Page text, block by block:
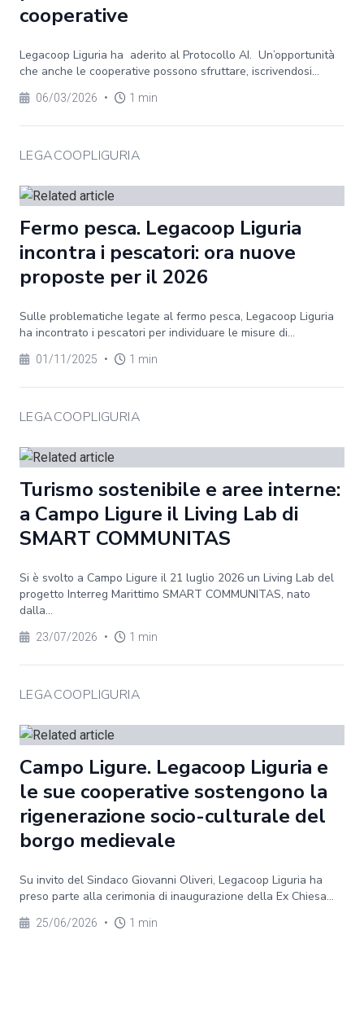
cooperative
Legacoop Liguria ha aderito al Protocollo AI. Un’opportunità
che anche le cooperative possono sfruttare, iscrivendosi...
06/03/2026 • 1 min
LEGACOOPLIGURIA
Fermo pesca. Legacoop Liguria
incontra i pescatori: ora nuove
proposte per il 2026
Sulle problematiche legate al fermo pesca, Legacoop Liguria
ha incontrato i pescatori per individuare le misure di...
01/11/2025 • 1 min
LEGACOOPLIGURIA
Turismo sostenibile e aree interne:
a Campo Ligure il Living Lab di
SMART COMMUNITAS
Si è svolto a Campo Ligure il 21 luglio 2026 un Living Lab del
progetto Interreg Marittimo SMART COMMUNITAS, nato
dalla...
23/07/2026 • 1 min
LEGACOOPLIGURIA
Campo Ligure. Legacoop Liguria e
le sue cooperative sostengono la
rigenerazione socio-culturale del
borgo medievale
Su invito del Sindaco Giovanni Oliveri, Legacoop Liguria ha
preso parte alla cerimonia di inaugurazione della Ex Chiesa...
25/06/2026 • 1 min